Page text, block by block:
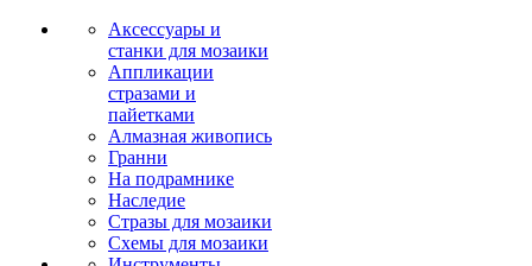
Аксессуары и
станки для мозаики
Аппликации
стразами и
пайетками
Алмазная живопись
Гранни
На подрамнике
Наследие
Стразы для мозаики
Схемы для мозаики